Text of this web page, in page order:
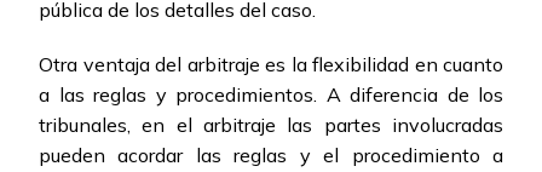
pública de los detalles del caso.
Otra ventaja del arbitraje es la flexibilidad en cuanto
a las reglas y procedimientos. A diferencia de los
tribunales, en el arbitraje las partes involucradas
pueden acordar las reglas y el procedimiento a